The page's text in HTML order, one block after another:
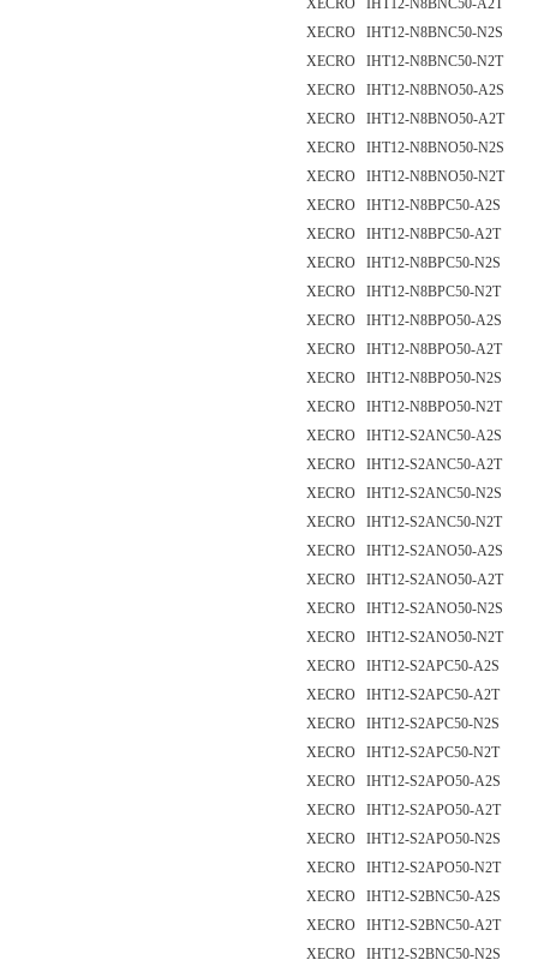
XECRO IHT12-N8BNC50-A2T
XECRO IHT12-N8BNC50-N2S
XECRO IHT12-N8BNC50-N2T
XECRO IHT12-N8BNO50-A2S
XECRO IHT12-N8BNO50-A2T
XECRO IHT12-N8BNO50-N2S
XECRO IHT12-N8BNO50-N2T
XECRO IHT12-N8BPC50-A2S
XECRO IHT12-N8BPC50-A2T
XECRO IHT12-N8BPC50-N2S
XECRO IHT12-N8BPC50-N2T
XECRO IHT12-N8BPO50-A2S
XECRO IHT12-N8BPO50-A2T
XECRO IHT12-N8BPO50-N2S
XECRO IHT12-N8BPO50-N2T
XECRO IHT12-S2ANC50-A2S
XECRO IHT12-S2ANC50-A2T
XECRO IHT12-S2ANC50-N2S
XECRO IHT12-S2ANC50-N2T
XECRO IHT12-S2ANO50-A2S
XECRO IHT12-S2ANO50-A2T
XECRO IHT12-S2ANO50-N2S
XECRO IHT12-S2ANO50-N2T
XECRO IHT12-S2APC50-A2S
XECRO IHT12-S2APC50-A2T
XECRO IHT12-S2APC50-N2S
XECRO IHT12-S2APC50-N2T
XECRO IHT12-S2APO50-A2S
XECRO IHT12-S2APO50-A2T
XECRO IHT12-S2APO50-N2S
XECRO IHT12-S2APO50-N2T
XECRO IHT12-S2BNC50-A2S
XECRO IHT12-S2BNC50-A2T
XECRO IHT12-S2BNC50-N2S